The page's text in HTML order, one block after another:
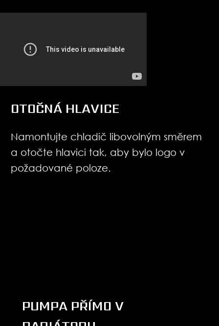
OTOČNÁ HLAVICE
Namontujte chladič libovolným směrem
a otočte hlavici tak, aby bylo logo v
požadované poloze.
PUMPA PŘÍMO V